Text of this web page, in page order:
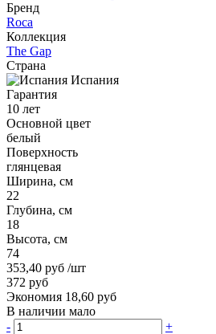
Бренд
Roca
Коллекция
The Gap
Страна
Испания
Гарантия
10 лет
Основной цвет
белый
Поверхность
глянцевая
Ширина, см
22
Глубина, см
18
Высота, см
74
353,40 руб /шт
372 руб
Экономия 18,60 руб
В наличии мало
-
+